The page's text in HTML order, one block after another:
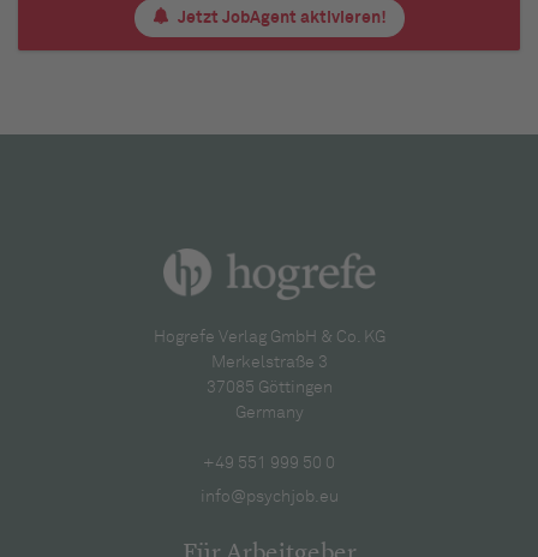
Jetzt JobAgent aktivieren!
Hogrefe Verlag GmbH & Co. KG
Merkelstraße 3
37085 Göttingen
Germany
+49 551 999 50 0
info@psychjob.eu